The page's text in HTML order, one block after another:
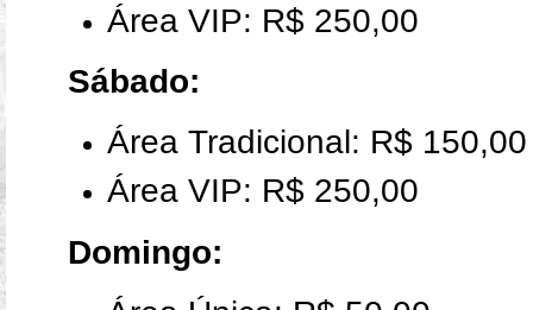
Área VIP: R$ 250,00
Sábado:
Área Tradicional: R$ 150,00
Área VIP: R$ 250,00
Domingo: